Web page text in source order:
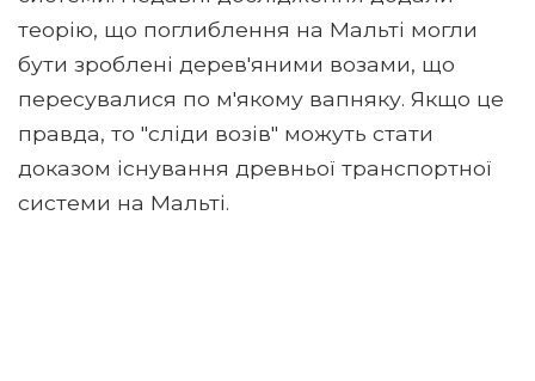
теорію, що поглиблення на Мальті могли
бути зроблені дерев'яними возами, що
пересувалися по м'якому вапняку. Якщо це
правда, то "сліди возів" можуть стати
доказом існування древньої транспортної
системи на Мальті.